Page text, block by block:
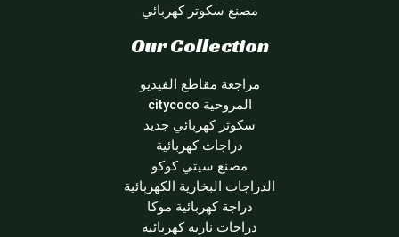
مصنع سكوتر كهربائي
Our Collection
مراجعة مقاطع الفيديو
المروحية citycoco
سكوتر كهربائي جديد
دراجات كهربائية
مصنع سيتي كوكو
الدراجات البخارية الكهربائية
دراجة كهربائية موكا
دراجات نارية كهربائية